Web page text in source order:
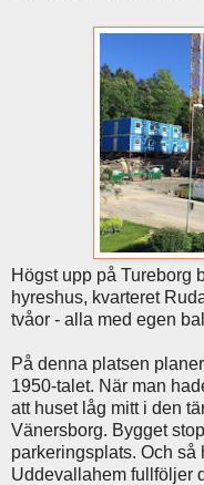
Högst upp på Tureborg
hyreshus, kvarteret
tvåor - alla med egen
På denna platsen
1950-talet. När man
att huset låg mitt i den
Vänersborg. Bygget
parkeringsplats. Och så
Uddevallahem fullföljer